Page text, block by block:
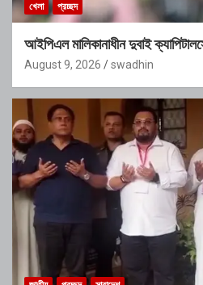
খেলা প্রচ্ছদ
আইপিএল মালিকানাধীন দুবাই
August 9, 2026 swadhin